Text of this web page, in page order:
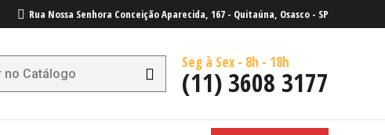
Rua Nossa Senhora Conceição Aparecida, 167 - Quitaúna, Osasco - SP
Seg à Sex - 8h - 18h
(11) 3608 3177
COTAÇÃO ONLINE BLOG Loja Virtual